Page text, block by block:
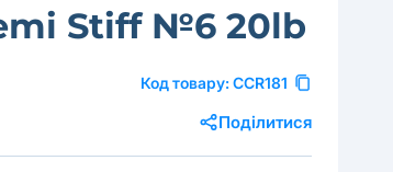
Stiff №6 20lb
Код товару: CCR181
Поділитися